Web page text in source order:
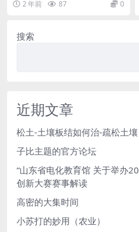
炎支原体这个病原体很...
2 年前 87 0
搜索
近期文章
松土-土壤板结如何治-疏松土壤
子比主题的官方论坛
“山东省电化教育馆 关于举办
创新大赛赛事解读
高密的大集时间
小苏打的妙用（农业）